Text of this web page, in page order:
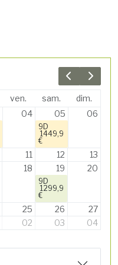
Previous
Next
ven. sam.
dim.
04 05
9D
1449,9
€
06
11 12
13
18 19
9D
1299,9
€
20
25 26
27
02 03 04